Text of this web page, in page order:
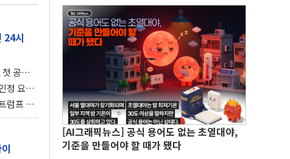
24시
공개
과제"
정 요
에 좌초
럼프 연
달러 챙
[AI그래픽뉴스] 공식 용어도 없는 초열대야,
기준을 만들어야 할 때가 됐다